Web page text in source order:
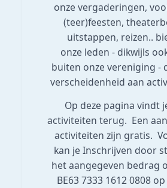
onze vergaderingen,
(teer)feesten,
uitstappen, reizen..
onze leden - dikwijls
buiten onze vereniging -
verscheidenheid aan
Op deze pagina vindt
activiteiten terug. Een
activiteiten zijn gratis.
kan je Inschrijven door
het aangegeven bedrag
BE63 7333 1612 0808